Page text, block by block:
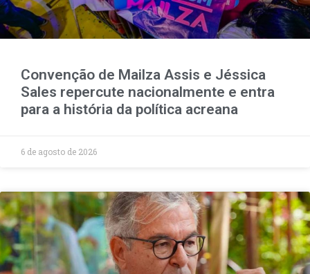
Convenção de Mailza Assis e Jéssica
Sales repercute nacionalmente e entra
para a história da política acreana
6 de agosto de 2026